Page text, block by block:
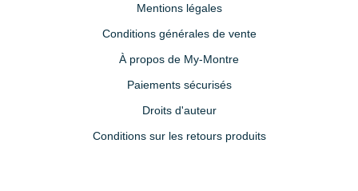
Mentions légales
Conditions générales de vente
À propos de My-Montre
Paiements sécurisés
Droits d'auteur
Conditions sur les retours produits